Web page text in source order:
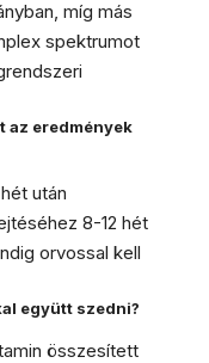
míg más
spektrumot
az eredmények
után
8-12 hét
orvossal kell
együtt szedni?
összesített